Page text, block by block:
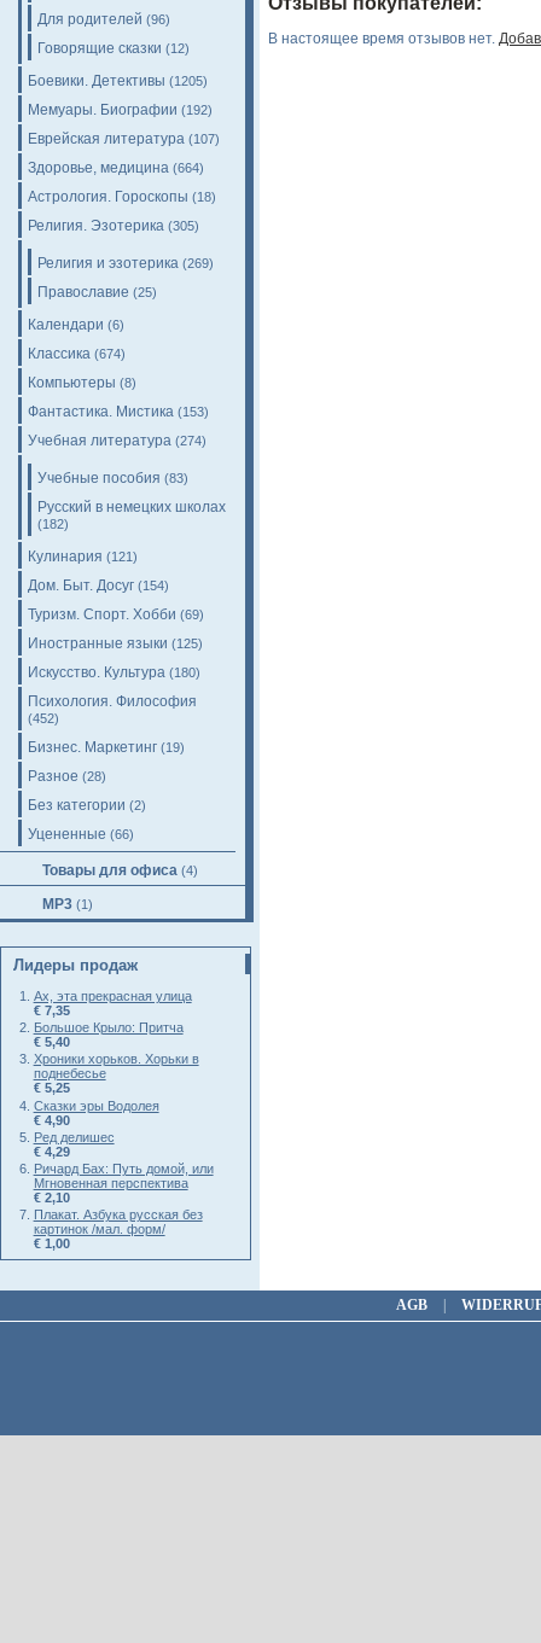
Для родителей (96)
Говорящие сказки (12)
Боевики. Детективы (1205)
Мемуары. Биографии (192)
Еврейская литература (107)
Здоровье, медицина (664)
Астрология. Гороскопы (18)
Религия. Эзотерика (305)
Религия и эзотерика (269)
Православие (25)
Календари (6)
Классика (674)
Компьютеры (8)
Фантастика. Мистика (153)
Учебная литература (274)
Учебные пособия (83)
Русский в немецких школах
(182)
Кулинария (121)
Дом. Быт. Досуг (154)
Туризм. Спорт. Хобби (69)
Иностранные языки (125)
Искусство. Культура (180)
Психология. Философия
(452)
Бизнес. Маркетинг (19)
Разное (28)
Без категории (2)
Уцененные (66)
Товары для офиса (4)
MP3 (1)
Лидеры продаж
Ах, эта прекрасная улица
€ 7,35
Большое Крыло: Притча
€ 5,40
Хроники хорьков. Хорьки в
поднебесье
€ 5,25
Сказки эры Водолея
€ 4,90
Ред делишес
€ 4,29
Ричард Бах: Путь домой, или
Мгновенная перспектива
€ 2,10
Плакат. Азбука русская без
картинок /мал. форм/
€ 1,00
В настоящее время отзывов нет.
AGB